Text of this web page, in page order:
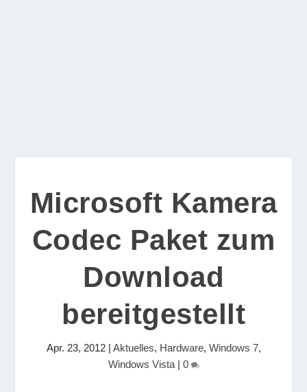
Microsoft Kamera
Codec Paket zum
Download
bereitgestellt
Apr. 23, 2012| Aktuelles, Hardware, Windows 7,
Windows Vista| 0